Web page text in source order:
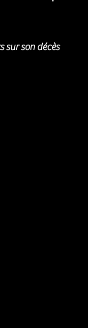
sur son décès